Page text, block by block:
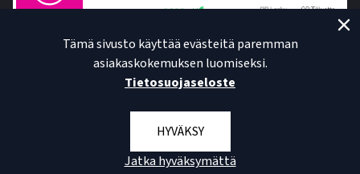
Tämä sivusto käyttää evästeitä paremman
asiakaskokemuksen luomiseksi.
Tietosuojaseloste
HYVÄKSY
Jatka hyväksymättä